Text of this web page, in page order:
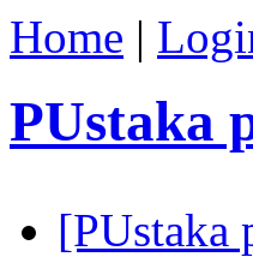
Home |
PUstaka
[PUstaka